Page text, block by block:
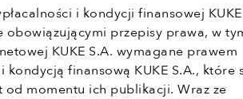
i kondycji finansowej
przepisy prawa, w
KUKE S.A. wymagane prawem
finansową KUKE S.A., które
momentu ich publikacji. Wraz ze